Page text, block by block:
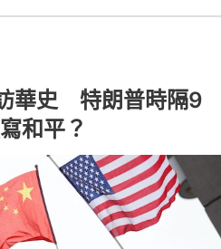
華史 特朗普時隔9
和平？